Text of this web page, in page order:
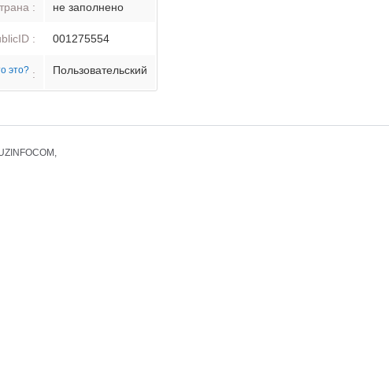
: не заполнено
: 001275554
это? : Пользовательский